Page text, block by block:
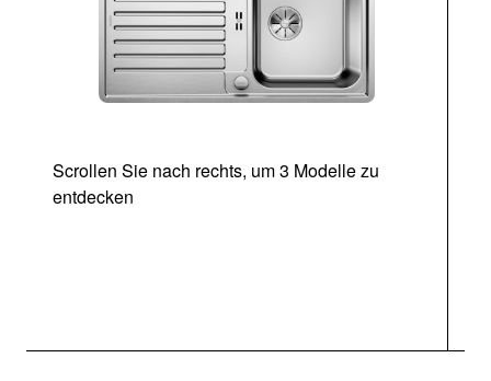
Scrollen Sie nach rechts, um 3 Modelle zu
entdecken